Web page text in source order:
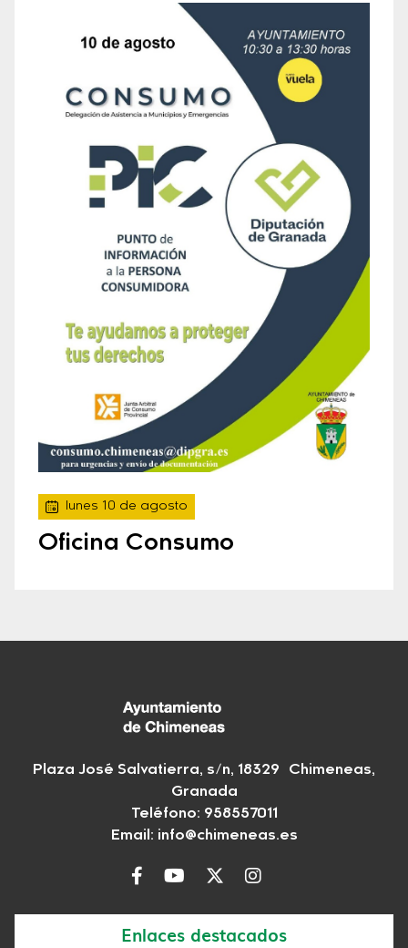
lunes 10 de agosto
Oficina Consumo
Plaza José Salvatierra, s/n, 18329 Chimeneas,
Granada
Teléfono: 958557011
Email: info@chimeneas.es
Enlaces destacados